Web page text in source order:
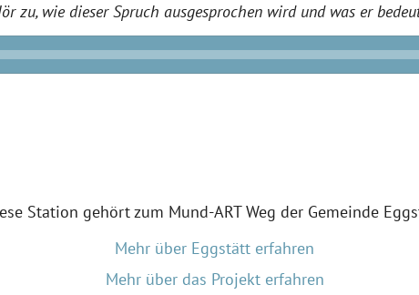
zu, wie dieser Spruch ausgesprochen wird und was er
Station gehört zum Mund-ART Weg der Gemeinde
Mehr über Eggstätt erfahren
Mehr über das Projekt erfahren